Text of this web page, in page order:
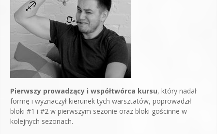
Pierwszy prowadzący i współtwórca kursu, który nadał
formę i wyznaczył kierunek tych warsztatów, poprowadził
bloki #1 i #2 w pierwszym sezonie oraz bloki gościnne w
kolejnych sezonach.